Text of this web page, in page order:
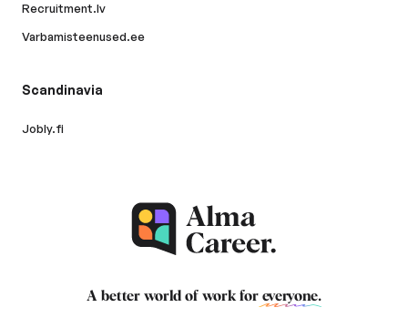
Recruitment.lv
Varbamisteenused.ee
Scandinavia
Jobly.fi
A better world of work for everyone.